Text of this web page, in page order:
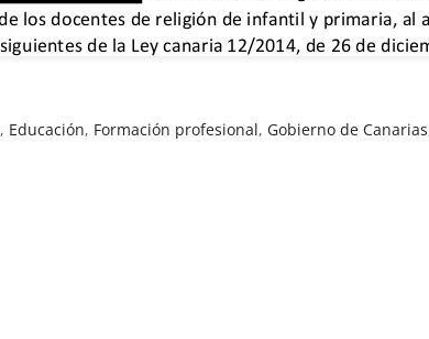
, Educación, Formación profesional, Gobierno de Canarias